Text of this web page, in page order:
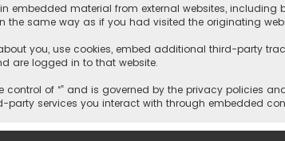
embedded material from external websites, including
the same way as if you had visited the originating
you, use cookies, embed additional third-party
are logged in to that website.
of “” and is governed by the privacy policies
services you interact with through embedded